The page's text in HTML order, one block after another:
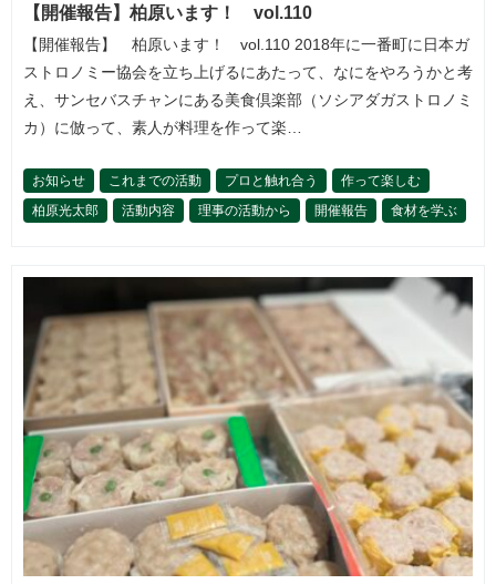
【開催報告】柏原います！ vol.110
【開催報告】 柏原います！ vol.110 2018年に一番町に日本ガ
ストロノミー協会を立ち上げるにあたって、なにをやろうかと考
え、サンセバスチャンにある美食倶楽部（ソシアダガストロノミ
カ）に倣って、素人が料理を作って楽…
お知らせ これまでの活動 プロと触れ合う
作って楽しむ
柏原光太郎
活動内容 理事の活動から 開催報告 食材を学ぶ